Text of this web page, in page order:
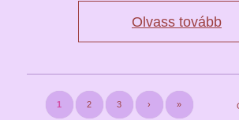
Olvass tovább
1 2 3 › »